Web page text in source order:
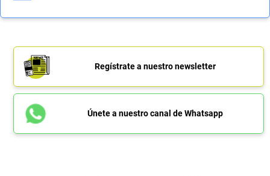
Regístrate a nuestro newsletter
Únete a nuestro canal de Whatsapp